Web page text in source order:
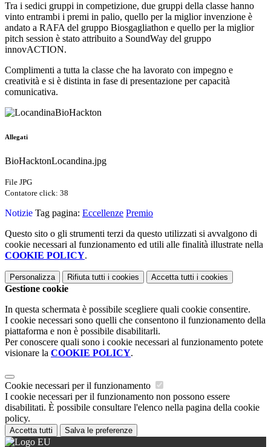
Tra i sedici gruppi in competizione, due gruppi della classe hanno
vinto entrambi i premi in palio, quello per la miglior invenzione è
andato a RAFA del gruppo Biosgagliathon e quello per la miglior
pitch session è stato attribuito a SoundWay del gruppo
innovACTION.
Complimenti a tutta la classe che ha lavorato con impegno e
creatività e si è distinta in fase di presentazione per capacità
comunicativa.
Allegati
BioHacktonLocandina.jpg
File JPG
Contatore click: 38
Notizie Tag pagina: Eccellenze Premio
Questo sito o gli strumenti terzi da questo utilizzati si avvalgono di
cookie necessari al funzionamento ed utili alle finalità illustrate nella
COOKIE POLICY.
Personalizza Rifiuta tutti i cookies Accetta tutti i cookies
Gestione cookie
In questa schermata è possibile scegliere quali cookie consentire.
I cookie necessari sono quelli che consentono il funzionamento della
piattaforma e non è possibile disabilitarli.
Per conoscere quali sono i cookie necessari al funzionamento potete
visionare la COOKIE POLICY.
Cookie necessari per il funzionamento
I cookie necessari per il funzionamento non possono essere
disabilitati. È possibile consultare l'elenco nella pagina della cookie
policy.
Accetta tutti Salva le preferenze